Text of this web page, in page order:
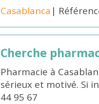
Casablanca |
Cherche
Pharmacie à
sérieux et motivé. Si
44 95 67